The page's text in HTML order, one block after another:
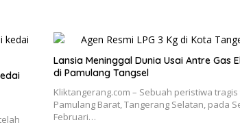
Lansia Meninggal Dunia Usai Antre Gas
di Pamulang Tangsel
Kliktangerang.com – Sebuah peristiwa
Pamulang Barat, Tangerang Selatan, pada
Februari…